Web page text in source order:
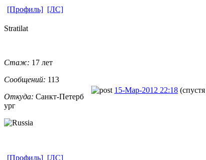
[Профиль] [ЛС]
Stratilat
Стаж: 17 лет
Сообщений: 113
Откуда: Санкт-Петерб
ург
15-Мар-2012 22:18
[Профиль] [ЛС]